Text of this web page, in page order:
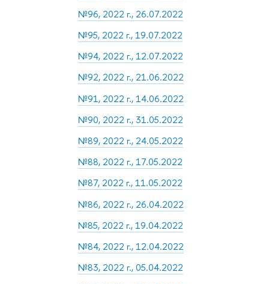
№96, 2022 г., 26.07.2022
№95, 2022 г., 19.07.2022
№94, 2022 г., 12.07.2022
№92, 2022 г., 21.06.2022
№91, 2022 г., 14.06.2022
№90, 2022 г., 31.05.2022
№89, 2022 г., 24.05.2022
№88, 2022 г., 17.05.2022
№87, 2022 г., 11.05.2022
№86, 2022 г., 26.04.2022
№85, 2022 г., 19.04.2022
№84, 2022 г., 12.04.2022
№83, 2022 г., 05.04.2022